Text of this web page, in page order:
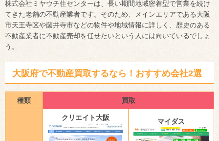
株式会社ミヤウチ住センターは、長い期間地域密着型で営業を続け
てきた老舗の不動産業者です。そのため、メインエリアである大阪
市天王寺区や藤井寺市などの物件や地域情報に詳しく、歴史のある
不動産業者に不動産売却を任せたいという人には向いているでしょ
う。
大阪府で不動産買取するなら！おすすめ会社2選
種類 買取
クリエイト大阪 マイダス